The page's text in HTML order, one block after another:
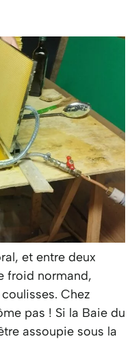
et entre deux
froid normand,
Chez
pas ! Si la Baie du
assoupie sous la